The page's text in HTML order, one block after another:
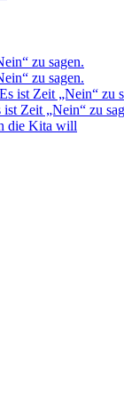
zu sagen.
zu sagen.
ist Zeit „Nein“ zu
ist Zeit „Nein“ zu
die Kita will